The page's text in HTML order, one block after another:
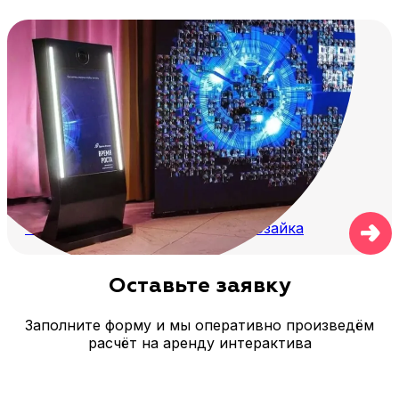
элементы для аккуратной прокладки кабеля.
Чем сильна виртуальная фотомозайка
Оставьте заявку
Заполните форму и мы оперативно произведём
расчёт на аренду интерактива